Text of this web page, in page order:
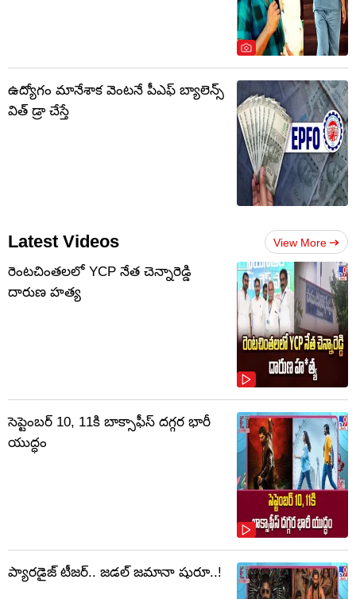
ఉద్యోగం మానేశాక వెంటనే పీఎఫ్ బ్యాలెన్స్
విత్ డ్రా చేస్తే
Latest Videos View More
రెంటచింతలలో YCP నేత చెన్నారెడ్డి
దారుణ హత్య
సెప్టెంబర్‌ 10, 11కి బాక్సాఫీస్ దగ్గర భారీ
యుద్ధం
ప్యారడైజ్ టీజర్.. జడల్ జమానా షురూ..!